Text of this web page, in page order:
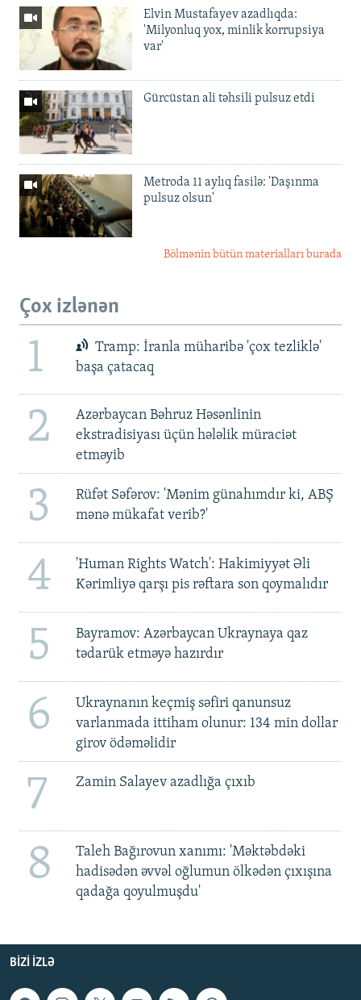
Elvin Mustafayev azadlıqda:
'Milyonluq yox, minlik korrupsiya
var'
Gürcüstan ali təhsili pulsuz etdi
Metroda 11 aylıq fasilə: 'Daşınma
pulsuz olsun'
Bölmənin bütün materialları burada
Çox izlənən
1
Tramp: İranla müharibə 'çox tezliklə'
başa çatacaq
2
Azərbaycan Bəhruz Həsənlinin
ekstradisiyası üçün hələlik müraciət
etməyib
3
Rüfət Səfərov: 'Mənim günahımdır ki, ABŞ
mənə mükafat verib?'
4
'Human Rights Watch': Hakimiyyət Əli
Kərimliyə qarşı pis rəftara son qoymalıdır
5
Bayramov: Azərbaycan Ukraynaya qaz
tədarük etməyə hazırdır
6
Ukraynanın keçmiş səfiri qanunsuz
varlanmada ittiham olunur: 134 min dollar
girov ödəməlidir
7 Zamin Salayev azadlığa çıxıb
8
Taleh Bağırovun xanımı: 'Məktəbdəki
hadisədən əvvəl oğlumun ölkədən çıxışına
qadağa qoyulmuşdu'
BIZI IZLƏ